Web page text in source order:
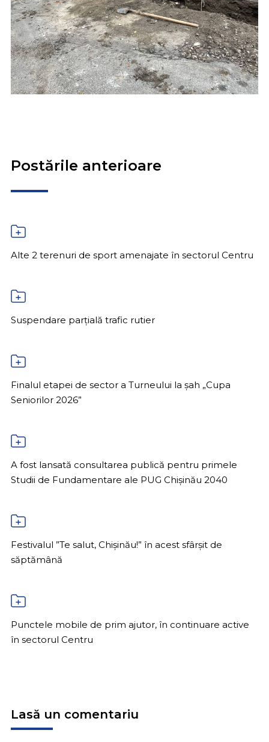
Postările anterioare
Alte 2 terenuri de sport amenajate în sectorul Centru
Suspendare parțială trafic rutier
Finalul etapei de sector a Turneului la șah „Cupa
Seniorilor 2026”
A fost lansată consultarea publică pentru primele
Studii de Fundamentare ale PUG Chișinău 2040
Festivalul ”Te salut, Chișinău!” în acest sfârșit de
săptămână
Punctele mobile de prim ajutor, în continuare active
în sectorul Centru
Lasă un comentariu